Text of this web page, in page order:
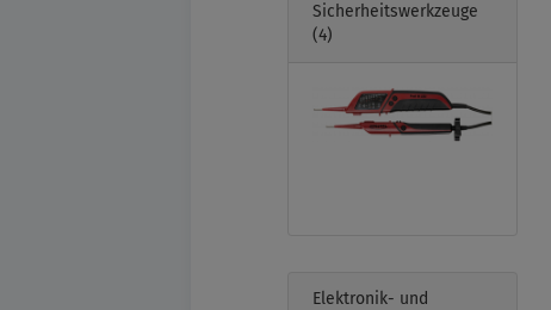
Sicherheitswerkzeuge
(4)
Elektronik- und